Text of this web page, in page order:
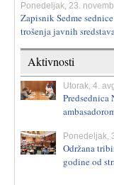
Ponedeljak, 23.
Zapisnik Sedme
trošenja javnih
Aktivnosti
Utorak, 4.
Predsednica
Ponedeljak,
Održana
godine od